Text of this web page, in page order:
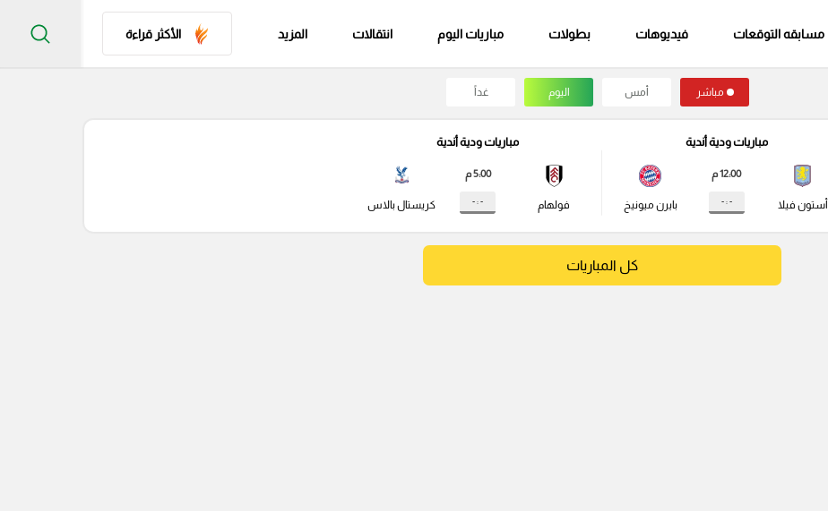
مسابقه التوقعات فيديوهات بطولات مباريات اليوم انتقالات المزيد الأكثر قراءة
مباشر أمس اليوم غداً
مباريات ودية أندية
أستون فيلا
12:00 م
- : - بايرن ميونيخ
مباريات ودية أندية
فولهام
5:00 م
- : - كريستال بالاس
كل المباريات